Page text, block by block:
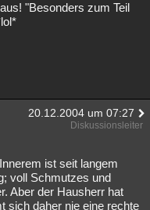
"Besonders zum Teil
20.12.2004 um 07:27
Diskussionsleiter
ist seit langem
voll Schmutzes und
Aber der Hausherr hat
sich daher nie eine rechte